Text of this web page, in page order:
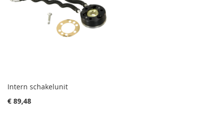
Intern schakelunit
€ 89,48